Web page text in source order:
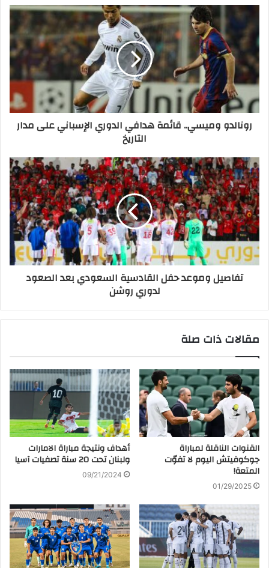
رونالدو وميسي.. قائمة هدافي الدوري الإسباني على مدار
التاريخ
تفاصيل وموعد حفل القادسية السعودي بعد الصعود
لدوري روشن
مقالات ذات صلة
القنوات الناقلة لمباراة
جوكوفيتش اليوم لا تفوّت
المتعة!
01/29/2025
أهداف ونتيجة مباراة الامارات
ولبنان تحت 20 سنة تصفيات آسيا
09/21/2024